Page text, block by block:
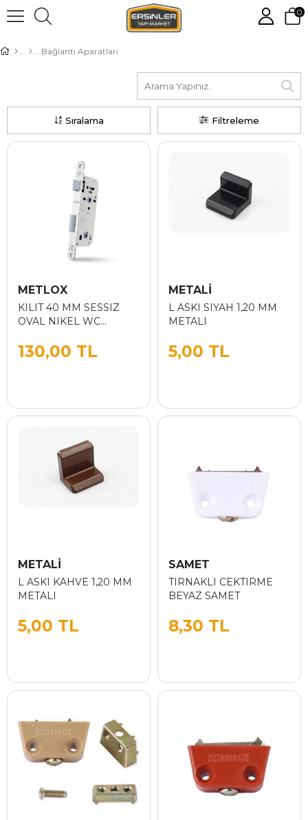
0
Bağlantı Aparatları
Filtreleme
Sıralama
METLOX
KILIT 40 MM SESSIZ
OVAL NIKEL WC
130,00 TL
METALİ
L ASKI SIYAH 1,20 MM
METALI
5,00 TL
METALİ
L ASKI KAHVE 1,20 MM
METALI
5,00 TL
SAMET
TIRNAKLI CEKTIRME
BEYAZ SAMET
8,30 TL